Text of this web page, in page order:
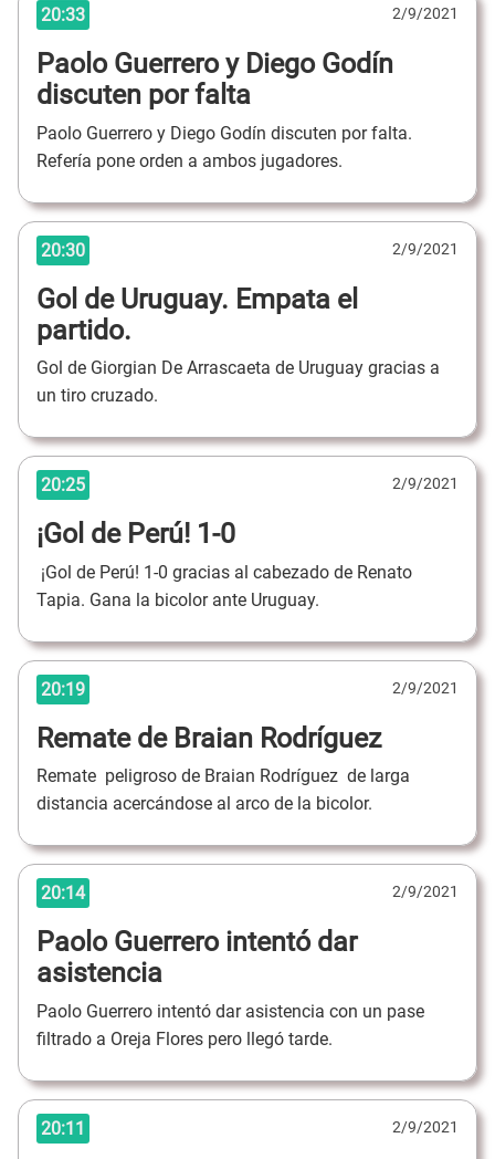
20:33 2/9/2021
Paolo Guerrero y Diego Godín
discuten por falta
Paolo Guerrero y Diego Godín discuten por falta.
Refería pone orden a ambos jugadores.
20:30 2/9/2021
Gol de Uruguay. Empata el
partido.
Gol de Giorgian De Arrascaeta de Uruguay gracias a
un tiro cruzado.
20:25 2/9/2021
¡Gol de Perú! 1-0
¡Gol de Perú! 1-0 gracias al cabezado de Renato
Tapia. Gana la bicolor ante Uruguay.
20:19 2/9/2021
Remate de Braian Rodríguez
Remate peligroso de Braian Rodríguez de larga
distancia acercándose al arco de la bicolor.
20:14 2/9/2021
Paolo Guerrero intentó dar
asistencia
Paolo Guerrero intentó dar asistencia con un pase
filtrado a Oreja Flores pero llegó tarde.
20:11 2/9/2021